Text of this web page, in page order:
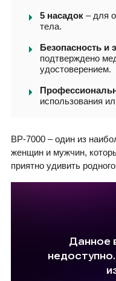
5 насадок – для
тела.
Безопасность и
подтверждено
удостоверением.
использования
BP-7000 – один из
женщин и мужчин,
приятно удивить